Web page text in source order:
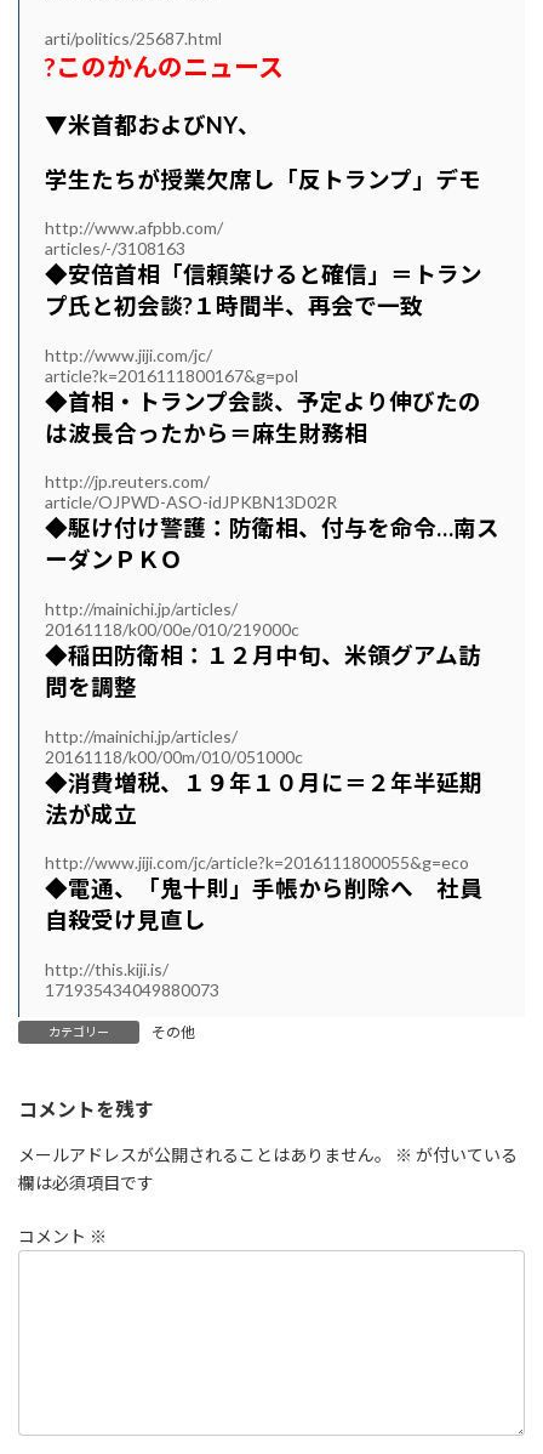
arti/politics/25687.html
?このかんのニュース
▼米首都およびNY、
学生たちが授業欠席し「反トランプ」デモ
http://www.afpbb.com/
articles/-/3108163
◆安倍首相「信頼築けると確信」＝トラン
プ氏と初会談?１時間半、再会で一致
http://www.jiji.com/jc/
article?k=2016111800167&g=pol
◆首相・トランプ会談、予定より伸びたの
は波長合ったから＝麻生財務相
http://jp.reuters.com/
article/OJPWD-ASO-idJPKBN13D02R
◆駆け付け警護：防衛相、付与を命令…南ス
ーダンＰＫＯ
http://mainichi.jp/articles/
20161118/k00/00e/010/219000c
◆稲田防衛相：１２月中旬、米領グアム訪
問を調整
http://mainichi.jp/articles/
20161118/k00/00m/010/051000c
◆消費増税、１９年１０月に＝２年半延期
法が成立
http://www.jiji.com/jc/article?k=2016111800055&g=eco
◆電通、「鬼十則」手帳から削除へ 社員
自殺受け見直し
http://this.kiji.is/
171935434049880073
カテゴリー その他
コメントを残す
メールアドレスが公開されることはありません。 ※ が付いている
欄は必須項目です
コメント ※